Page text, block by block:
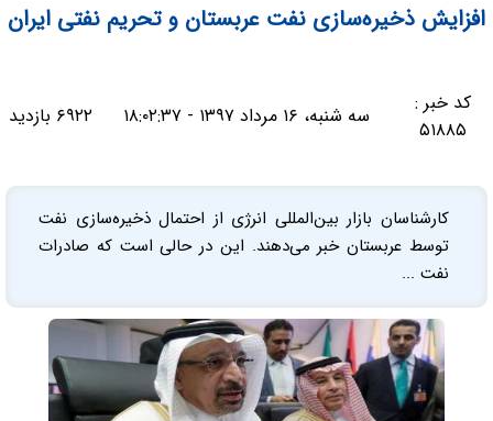
افزایش ذخیره‌سازی نفت عربستان و تحریم نفتی ایران
کد خبر :
۵۱۸۸۵
سه شنبه، ۱۶ مرداد ۱۳۹۷ - ۱۸:۰۲:۳۷ ۶۹۲۲ بازدید
کارشناسان بازار بین‌المللی انرژی از احتمال ذخیره‌سازی نفت
توسط عربستان خبر می‌دهند. این در حالی است که صادرات
نفت ...